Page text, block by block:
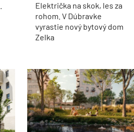
Električka na skok, les za
rohom. V Dúbravke
vyrastie nový bytový dom
Zelka